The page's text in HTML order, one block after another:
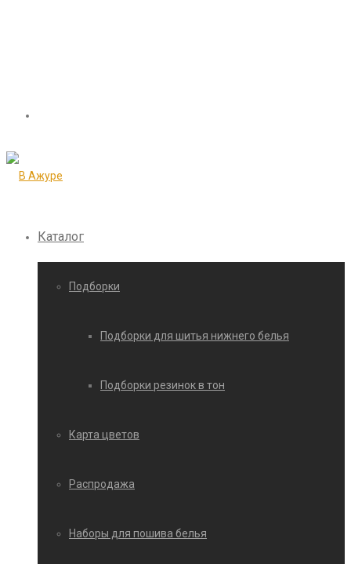
Каталог
Подборки
Подборки для шитья нижнего белья
Подборки резинок в тон
Карта цветов
Распродажа
Наборы для пошива белья